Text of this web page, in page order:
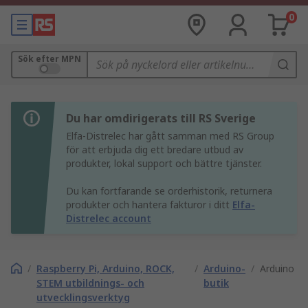
0
Sök efter MPN
Du har omdirigerats till RS Sverige
Elfa-Distrelec har gått samman med RS Group
för att erbjuda dig ett bredare utbud av
produkter, lokal support och bättre tjänster.
Du kan fortfarande se orderhistorik, returnera
produkter och hantera fakturor i ditt Elfa-
Distrelec account
/ Raspberry Pi, Arduino, ROCK,
STEM utbildnings- och
utvecklingsverktyg
/ Arduino-
butik
/ Arduino